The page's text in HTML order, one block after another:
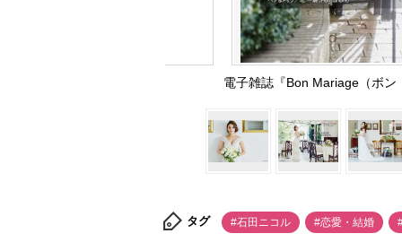
電子雑誌『Bon Mariage（ボ
タグ #石田ニコル #恋愛・結婚